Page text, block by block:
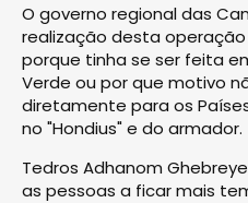
O governo regional das
realização desta
porque tinha se ser feita
Verde ou por que motivo
diretamente para os
no "Hondius" e do armador.
Tedros Adhanom
as pessoas a ficar mais